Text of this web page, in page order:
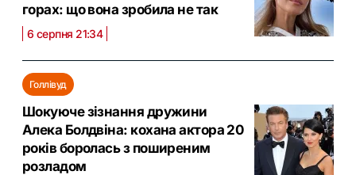
горах: що вона зробила не так
6 серпня 21:34
Голлівуд
Шокуюче зізнання дружини
Алека Болдвіна: кохана актора 20
років боролась з поширеним
розладом